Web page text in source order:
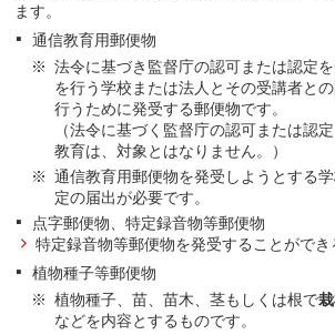
ます。
通信教育用郵便物
法令に基づき監督庁の認可または認定
を行う学校または法人とその受講者と
行うために発受する郵便物です。
（法令に基づく監督庁の認可または認
教育は、対象とはなりません。）
通信教育用郵便物を発受しようとする
定の届出が必要です。
点字郵便物、特定録音物等郵便物
特定録音物等郵便物を発受することができ
植物種子等郵便物
植物種子、苗、苗木、茎もしくは根で
などを内容とするものです。